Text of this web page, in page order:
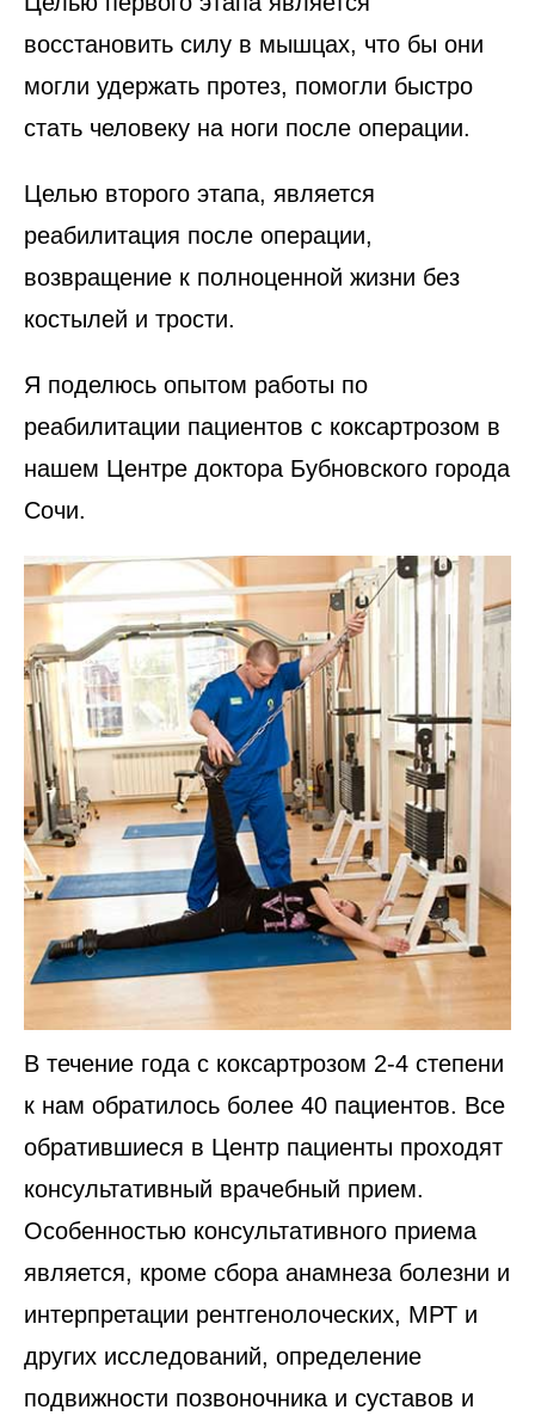
восстановить силу в мышцах, что бы они
могли удержать протез, помогли быстро
стать человеку на ноги после операции.
Целью второго этапа, является
реабилитация после операции,
возвращение к полноценной жизни без
костылей и трости.
Я поделюсь опытом работы по
реабилитации пациентов с коксартрозом в
нашем Центре доктора Бубновского города
Сочи.
В течение года с коксартрозом 2-4 степени
к нам обратилось более 40 пациентов. Все
обратившиеся в Центр пациенты проходят
консультативный врачебный прием.
Особенностью консультативного приема
является, кроме сбора анамнеза болезни и
интерпретации рентгенолоческих, МРТ и
других исследований, определение
подвижности позвоночника и суставов и